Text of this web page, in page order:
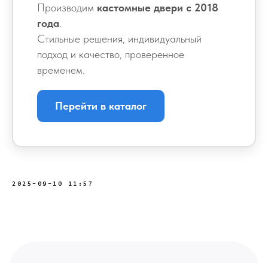
Производим кастомные двери с 2018
года
Стильные решения, индивидуальный
подход и качество, проверенное
временем.
Перейти в каталог
2025-09-10 11:57